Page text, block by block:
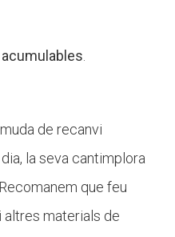
de recanvi
la seva cantimplora
que feu
materials de